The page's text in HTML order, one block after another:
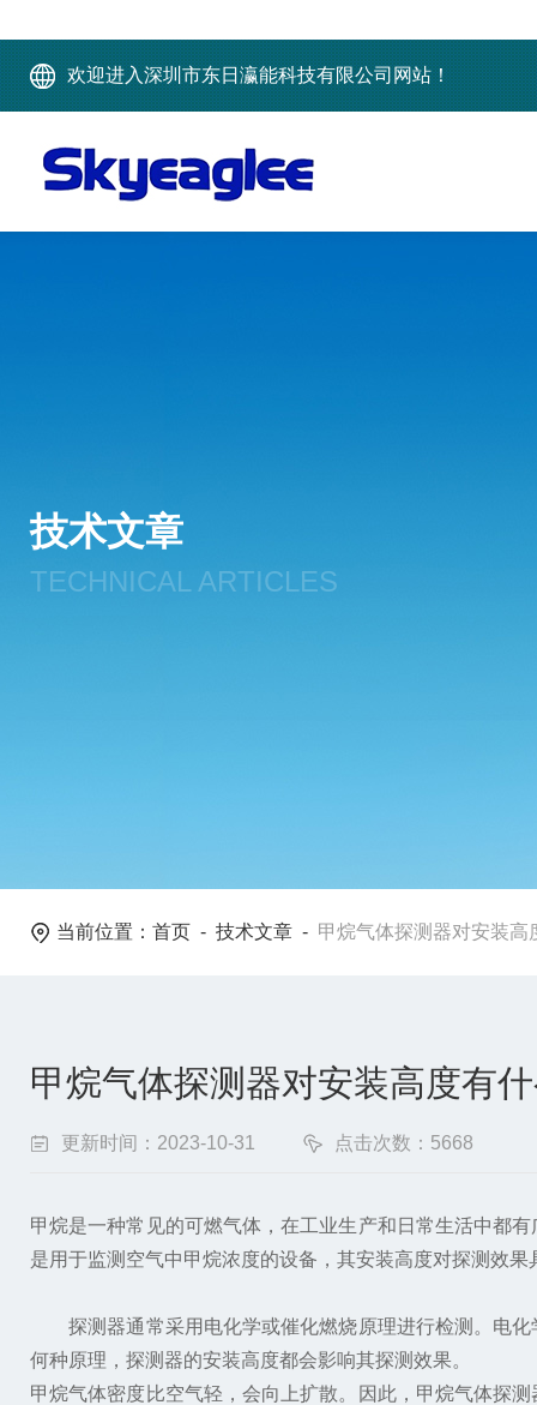
欢迎进入深圳市东日瀛能科技有限公司网站！
技术文章
TECHNICAL ARTICLES
当前位置： 首页 - 技术文章 - 甲烷气体探测器对安装高
甲烷气体探测器对安装高度有
更新时间：2023-10-31 点击次数：5668
甲烷是一种常见的可燃气体，在工业生产和日常生活中都
是用于监测空气中甲烷浓度的设备，其安装高度对探测效果
探测器通常采用电化学或催化燃烧原理进行检测。电化
何种原理，探测器的安装高度都会影响其探测效果。
甲烷气体密度比空气轻，会向上扩散。因此，甲烷气体探